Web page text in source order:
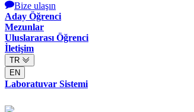
Bize ulaşın
Aday Öğrenci
Mezunlar
Uluslararası Öğrenci
İletişim
TR
EN
Laboratuvar Sistemi